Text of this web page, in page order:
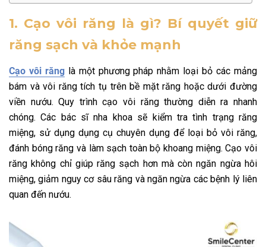
1. Cạo vôi răng là gì? Bí quyết giữ
răng sạch và khỏe mạnh
Cạo vôi rănglà một phương pháp nhằm loại bỏ các mảng
bám và vôi răng tích tụ trên bề mặt răng hoặc dưới đường
viền nướu. Quy trình cạo vôi răng thường diễn ra nhanh
chóng. Các bác sĩ nha khoa sẽ kiểm tra tình trạng răng
miệng, sử dụng dụng cụ chuyên dụng để loại bỏ vôi răng,
đánh bóng răng và làm sạch toàn bộ khoang miệng. Cạo vôi
răng không chỉ giúp răng sạch hơn mà còn ngăn ngừa hôi
miệng, giảm nguy cơ sâu răng và ngăn ngừa các bệnh lý liên
quan đến nướu.